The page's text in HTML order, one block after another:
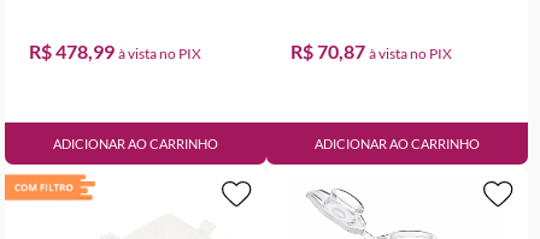
R$ 478,99
ADICIONAR AO CARRINHO
R$ 70,87
ADICIONAR AO CARRINHO